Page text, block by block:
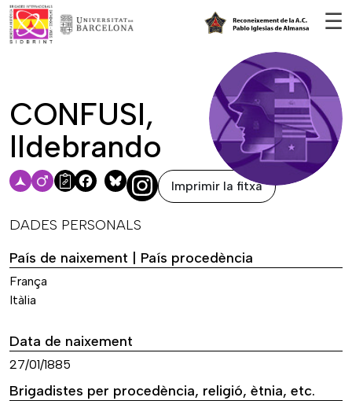
☰
CONFUSI,
Ildebrando
Facebook
Bluesky Imprimir la fitxa
DADES PERSONALS
País de naixement | País procedència
França
Itàlia
Data de naixement
27/01/1885
Brigadistes per procedència, religió, ètnia, etc.